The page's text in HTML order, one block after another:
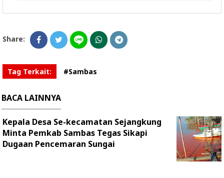
Share:
Tag Terkait: #Sambas
BACA LAINNYA
Kepala Desa Se-kecamatan Sejangkung
Minta Pemkab Sambas Tegas Sikapi
Dugaan Pencemaran Sungai